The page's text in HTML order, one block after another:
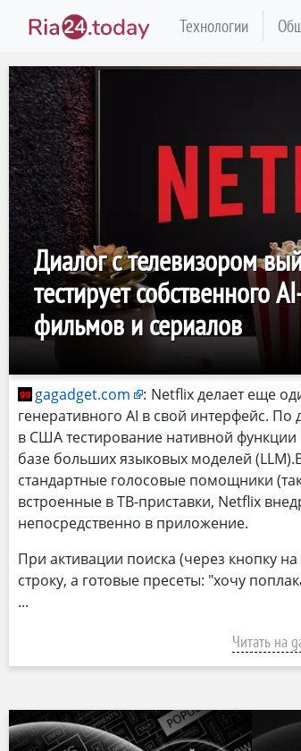
Технологии
Диалог с телевизором
тестирует собственного
фильмов и сериалов
gagadget.com : Netflix делает еще
генеративного AI в свой интерфейс.
в США тестирование нативной
базе больших языковых моделей
стандартные голосовые помощники
встроенные в ТВ-приставки, Netflix
непосредственно в приложение.
При активации поиска (через кнопку
строку, а готовые пресеты: "хочу
Читать на